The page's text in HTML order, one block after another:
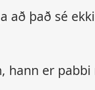
að það sé
hann er pabbi